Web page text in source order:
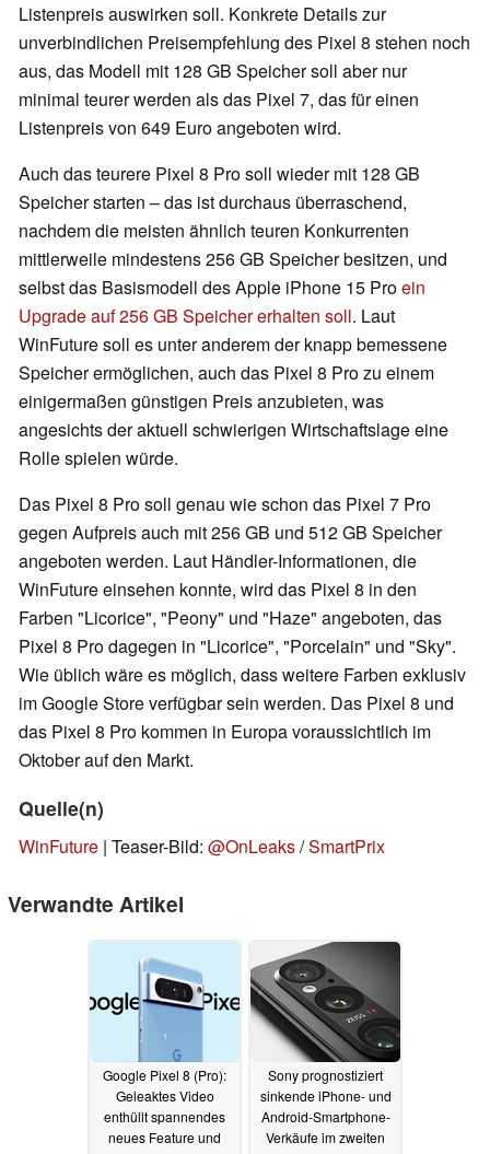
Listenpreis auswirken soll. Konkrete Details zur
unverbindlichen Preisempfehlung des Pixel 8 stehen noch
aus, das Modell mit 128 GB Speicher soll aber nur
minimal teurer werden als das Pixel 7, das für einen
Listenpreis von 649 Euro angeboten wird.
Auch das teurere Pixel 8 Pro soll wieder mit 128 GB
Speicher starten – das ist durchaus überraschend,
nachdem die meisten ähnlich teuren Konkurrenten
mittlerweile mindestens 256 GB Speicher besitzen, und
selbst das Basismodell des Apple iPhone 15 Proein
Upgrade auf 256 GB Speicher erhalten soll. Laut
WinFuture soll es unter anderem der knapp bemessene
Speicher ermöglichen, auch das Pixel 8 Pro zu einem
einigermaßen günstigen Preis anzubieten, was
angesichts der aktuell schwierigen Wirtschaftslage eine
Rolle spielen würde.
Das Pixel 8 Pro soll genau wie schon das Pixel 7 Pro
gegen Aufpreis auch mit 256 GB und 512 GB Speicher
angeboten werden. Laut Händler-Informationen, die
WinFuture einsehen konnte, wird das Pixel 8 in den
Farben "Licorice", "Peony" und "Haze" angeboten, das
Pixel 8 Pro dagegen in "Licorice", "Porcelain" und "Sky".
Wie üblich wäre es möglich, dass weitere Farben exklusiv
im Google Store verfügbar sein werden. Das Pixel 8 und
das Pixel 8 Pro kommen in Europa voraussichtlich im
Oktober auf den Markt.
Quelle(n)
WinFuture | Teaser-Bild: @OnLeaks/SmartPrix
Verwandte Artikel
Google Pixel 8 (Pro):
Geleaktes Video
enthüllt spannendes
neues Feature und
Sony prognostiziert
sinkende iPhone- und
Android-Smartphone-
Verkäufe im zweiten